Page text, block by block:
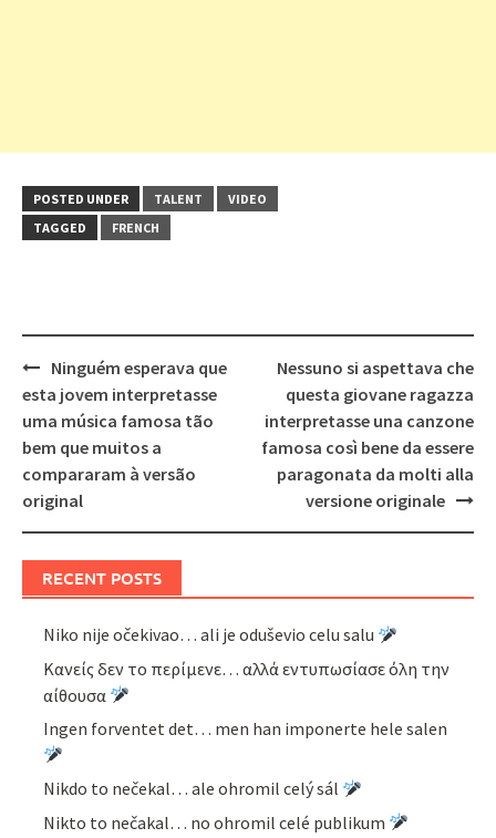
POSTED UNDER TALENT
VIDEO
TAGGED
FRENCH
Post
navigation
Ninguém esperava que
esta jovem interpretasse
uma música famosa tão
bem que muitos a
compararam à versão
original
Nessuno si aspettava che
questa giovane ragazza
interpretasse una canzone
famosa così bene da essere
paragonata da molti alla
versione originale
RECENT POSTS
Niko nije očekivao… ali je oduševio celu salu
Κανείς δεν το περίμενε… αλλά εντυπωσίασε όλη την
αίθουσα
Ingen forventet det… men han imponerte hele salen
Nikdo to nečekal… ale ohromil celý sál
Nikto to nečakal… no ohromil celé publikum